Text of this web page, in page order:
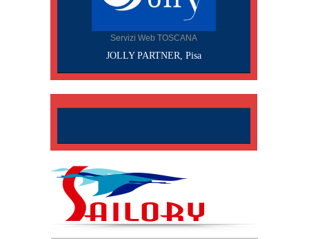
Servizi Web TOSCANA
JOLLY PARTNER, Pisa